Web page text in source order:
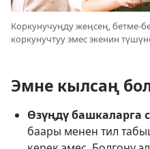
Коркунучуңду жеңсең, бетме-
коркунучтуу эмес экенин
Эмне кылсаң
Өзүңдү башкаларга
баары менен тил